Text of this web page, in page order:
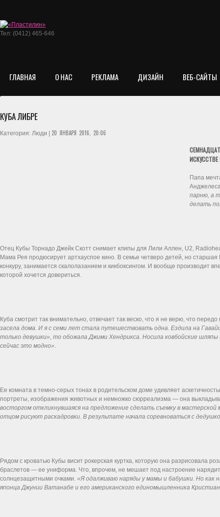
Тел: (0412) 465-646
ГЛАВНАЯ О НАС РЕКЛАМА ДИЗАЙН ВЕБ-САЙТЫ
КУБА ЛИБРЕ
Категория: Люди | 20 ЯНВАРЯ 2016, 20:06
ИСКУССТВЕ
Папа
парню, а
делать
Отец Кубы Торнадо Джейк Скотт снимает клипы для Лили Аллен, U2,
Мама Рея продюсирует артхауспое кино. В семье четверо детей, но
конкуру, занимается скалолазанием и кикбоксингом. И вообще производит
которой хочется довериться.
Куба смотрит так внимательно, отвечает так веско, что я не верю, что
засела дома. И я с семи лет стала путешествовать одна. Ездила на
только девушки», то обожала Джими Хендрикса. Носила ковбойские
сейчас это модно».
Ее комната в темно-серых тонах в родительском доме удивляет
портреты, изображения животных и немножко сюрреализма — она
восторгом откликнувшаяся на предложение сделать съемку в
отцом рисуют раскадровки. В результате начала соревноваться с
Рядом с кроватью Кубы висит рокерская куртка, которую она разрисовала
браслетов — ее униформа. Что, впрочем, не мешает под настроение
солнцезащитными очками. «Я одалживаю наряды у мамы и бабушки. Но как
японца Джунии Ватанабе и его американского единомышленника